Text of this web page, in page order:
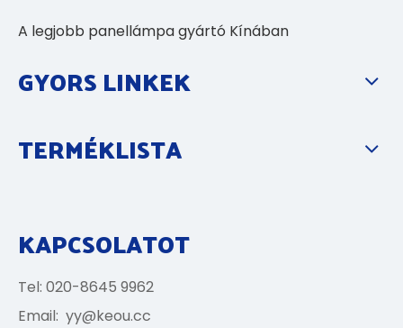
A legjobb panellámpa gyártó Kínában
GYORS LINKEK
TERMÉKLISTA
KAPCSOLATOT
Tel: 020-8645 9962
Email: yy@keou.cc